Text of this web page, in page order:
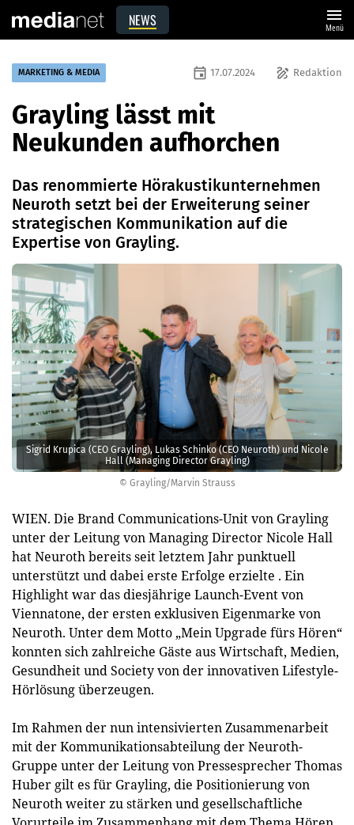
NEWS menu
Menü
© Grayling/Marvin Strauss
Sigrid Krupica (CEO Grayling), Lukas Schinko (CEO Neuroth) und Nicole
Hall (Managing Director Grayling)
MARKETING & MEDIA draw Redaktion
event 17.07.2024
Grayling lässt mit
Neukunden aufhorchen
Das renommierte Hörakustikunternehmen
Neuroth setzt bei der Erweiterung seiner
strategischen Kommunikation auf die
Expertise von Grayling.
WIEN. Die Brand Communications-Unit von Grayling
unter der Leitung von Managing Director Nicole Hall
hat Neuroth bereits seit letztem Jahr punktuell
unterstützt und dabei erste Erfolge erzielte . Ein
Highlight war das diesjährige Launch-Event von
Viennatone, der ersten exklusiven Eigenmarke von
Neuroth. Unter dem Motto „Mein Upgrade fürs Hören“
konnten sich zahlreiche Gäste aus Wirtschaft, Medien,
Gesundheit und Society von der innovativen Lifestyle-
Hörlösung überzeugen.
Im Rahmen der nun intensivierten Zusammenarbeit
mit der Kommunikationsabteilung der Neuroth-
Gruppe unter der Leitung von Pressesprecher Thomas
Huber gilt es für Grayling, die Positionierung von
Neuroth weiter zu stärken und gesellschaftliche